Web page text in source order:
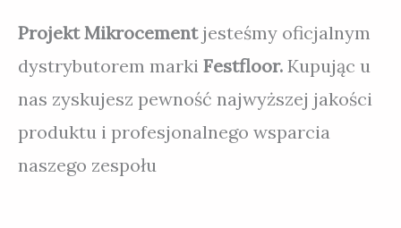
produktu
Projekt Mikrocement jesteśmy oficjalnym
dystrybutorem marki Festfloor. Kupując u
nas zyskujesz pewność najwyższej jakości
produktu i profesjonalnego wsparcia
naszego zespołu